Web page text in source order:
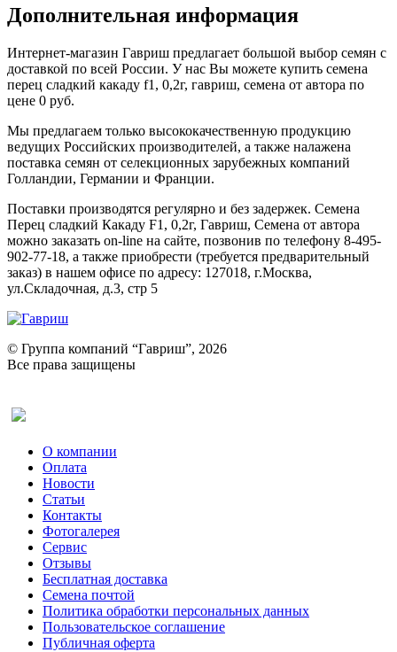
Дополнительная информация
Интернет-магазин Гавриш предлагает большой выбор семян с
доставкой по всей России. У нас Вы можете купить семена
перец сладкий какаду f1, 0,2г, гавриш, семена от автора по
цене 0 руб.
Мы предлагаем только высококачественную продукцию
ведущих Российских производителей, а также налажена
поставка семян от селекционных зарубежных компаний
Голландии, Германии и Франции.
Поставки производятся регулярно и без задержек. Семена
Перец сладкий Какаду F1, 0,2г, Гавриш, Семена от автора
можно заказать on-line на сайте, позвонив по телефону 8-495-
902-77-18, а также приобрести (требуется предварительный
заказ) в нашем офисе по адресу: 127018, г.Москва,
ул.Складочная, д.3, стр 5
© Группа компаний “Гавриш”, 2026
Все права защищены
О компании
Оплата
Новости
Статьи
Контакты
Фотогалерея​
Сервис
Отзывы
Бесплатная доставка
Семена почтой
Политика обработки персональных данных
Пользовательское соглашение
Публичная оферта